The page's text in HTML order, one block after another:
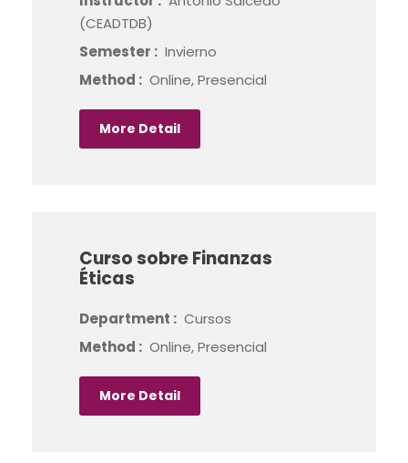
(CEADTDB)
Semester : Invierno
Method : Online, Presencial
More Detail
Curso sobre Finanzas
Éticas
Department : Cursos
Method : Online, Presencial
More Detail